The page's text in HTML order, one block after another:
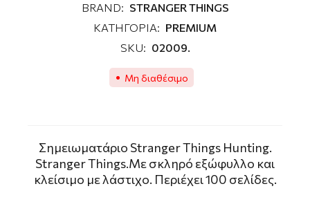
BRAND: STRANGER THINGS
ΚΑΤΗΓΟΡΙΑ: PREMIUM
SKU: 02009.
Μη διαθέσιμο
Σημειωματάριο Stranger Things Hunting.
Stranger Things.Με σκληρό εξώφυλλο και
κλείσιμο με λάστιχο. Περιέχει 100 σελίδες.